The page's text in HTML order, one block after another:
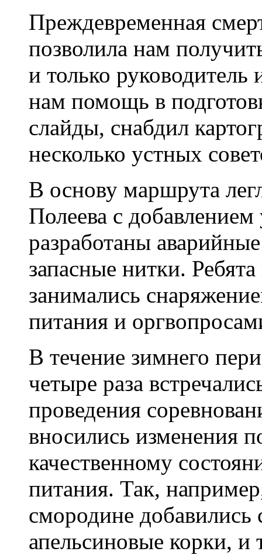
Преждевременная
позволила нам
и только руководитель
нам помощь в
слайды, снабдил
несколько устных
В основу маршрута
Полеева с
разработаны
запасные нитки.
занимались
питания и
В течение зимнего
четыре раза
проведения
вносились изменения
качественному
питания. Так,
смородине
апельсиновые корки, и